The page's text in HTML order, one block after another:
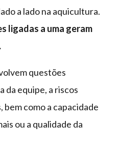
a lado na aquicultura.
ligadas a uma geram
questões
da equipe, a riscos
como a capacidade
ou a qualidade da